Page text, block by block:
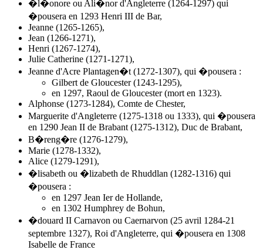
�l�onore ou Ali�nor d'Angleterre (1264-1297) qui
�pousera en 1293 Henri III de Bar,
Jeanne (1265-1265),
Jean (1266-1271),
Henri (1267-1274),
Julie Catherine (1271-1271),
Jeanne d'Acre Plantagen�t (1272-1307), qui �pousera :
Gilbert de Gloucester (1243-1295),
en 1297, Raoul de Gloucester (mort en 1323).
Alphonse (1273-1284), Comte de Chester,
Marguerite d'Angleterre (1275-1318 ou 1333), qui �pousera
en 1290 Jean II de Brabant (1275-1312), Duc de Brabant,
B�reng�re (1276-1279),
Marie (1278-1332),
Alice (1279-1291),
�lisabeth ou �lizabeth de Rhuddlan (1282-1316) qui
�pousera :
en 1297 Jean Ier de Hollande,
en 1302 Humphrey de Bohun,
�douard II Carnavon ou Caernarvon (25 avril 1284-21
septembre 1327), Roi d'Angleterre, qui �pousera en 1308
Isabelle de France